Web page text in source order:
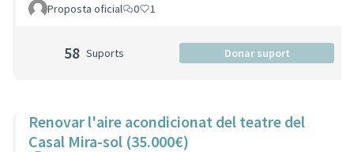
Proposta oficial 0 1
58 Suports Donar suport
Renovar l'aire acondicionat del teatre del
Casal Mira-sol (35.000€)